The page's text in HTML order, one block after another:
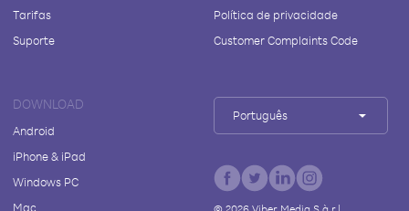
Tarifas
Suporte
Política de privacidade
Customer Complaints Code
DOWNLOAD
Android
iPhone & iPad
Windows PC
Mac
Português